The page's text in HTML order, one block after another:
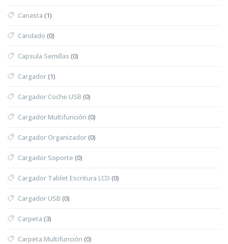
Canasta (1)
Candado (0)
Capsula Semillas (0)
Cargador(1)
Cargador Coche USB (0)
Cargador Multifunción (0)
Cargador Organizador(0)
Cargador Soporte (0)
Cargador Tablet Escritura LCD (0)
Cargador USB (0)
Carpeta (3)
Carpeta Multifunción (0)